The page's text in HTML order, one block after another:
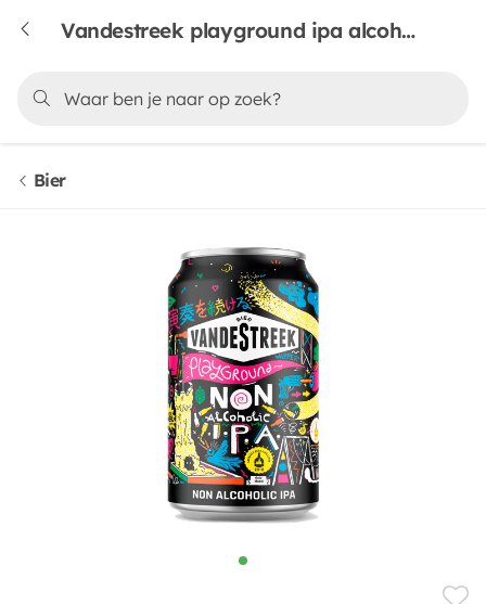
Vandestreek playground ipa alcoholvrij
Bier